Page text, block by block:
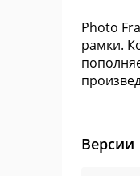
Photo
рамки.
Версии